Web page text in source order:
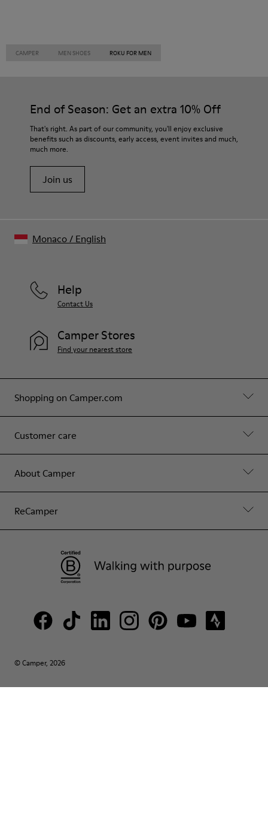
CAMPER MEN SHOES ROKU FOR MEN
End of Season: Get an extra 10% Off
That's right. As part of our community, you'll enjoy exclusive
benefits such as discounts, early access, event invites and much,
much more.
Join us
Shopping on Camper.com
Customer care
About Camper
ReCamper
Help
Contact Us
Camper Stores
Find your nearest store
© Camper, 2026
Monaco/ English